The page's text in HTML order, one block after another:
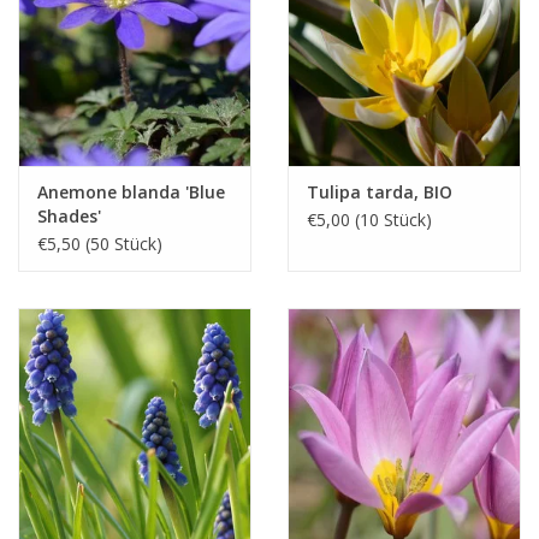
Anemone blanda 'Blue
Shades'
€5,50 (50 Stück)
Tulipa tarda, BIO
€5,00 (10 Stück)